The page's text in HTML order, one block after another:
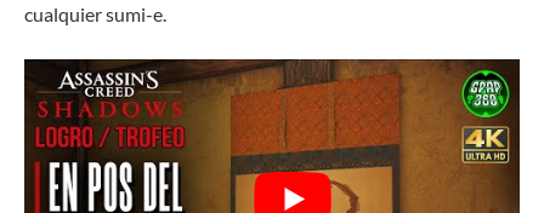
cualquier sumi-e.